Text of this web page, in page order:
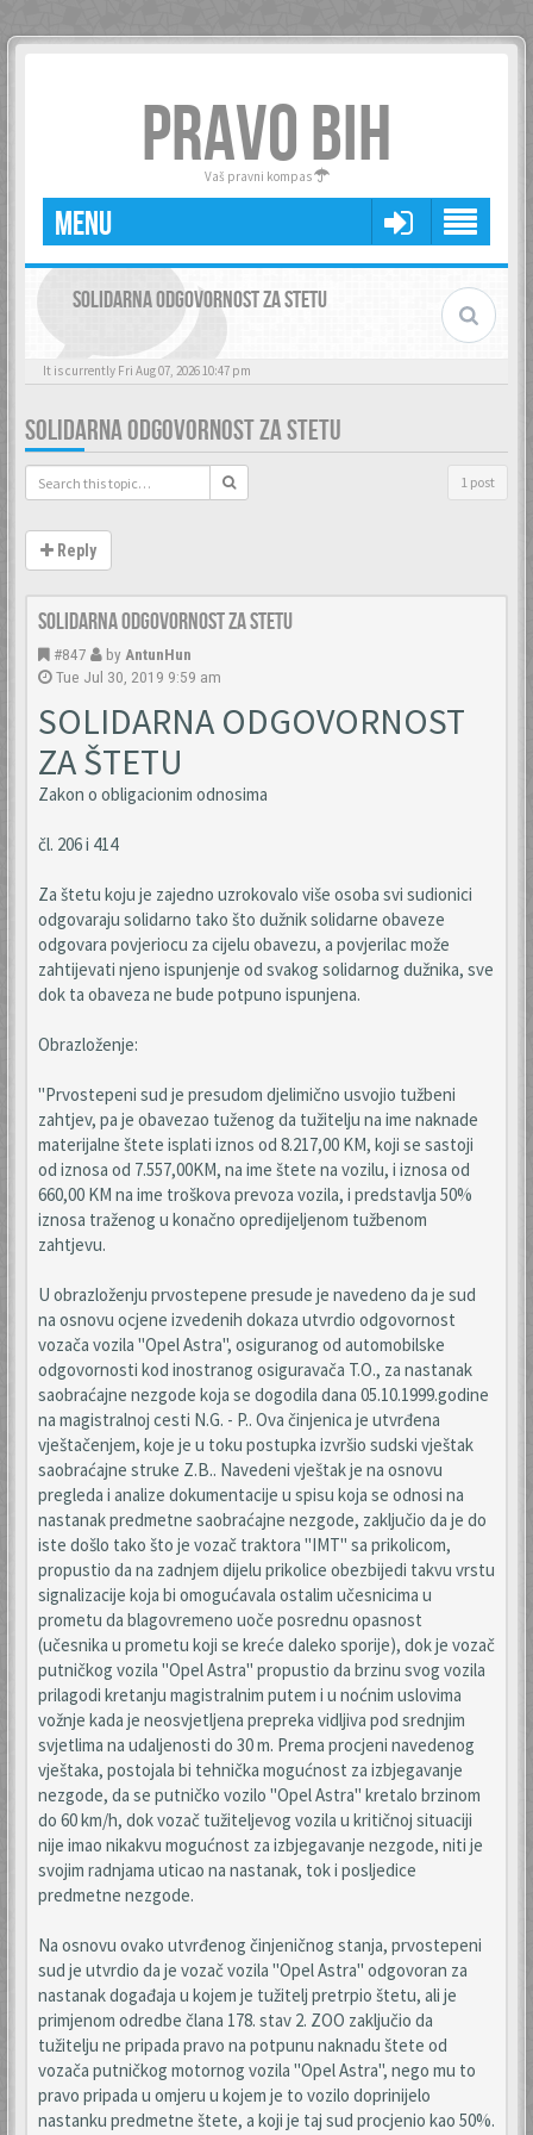
PRAVO BIH
Vaš pravni kompas
MENU
SOLIDARNA ODGOVORNOST ZA STETU
It is currently Fri Aug 07, 2026 10:47 pm
SOLIDARNA ODGOVORNOST ZA STETU
1 post
Reply
Solidarna odgovornost za stetu
#847 by AntunHun
Tue Jul 30, 2019 9:59 am
SOLIDARNA ODGOVORNOST
ZA ŠTETU
Zakon o obligacionim odnosima
čl. 206 i 414
Za štetu koju je zajedno uzrokovalo više osoba svi sudionici
odgovaraju solidarno tako što dužnik solidarne obaveze
odgovara povjeriocu za cijelu obavezu, a povjerilac može
zahtijevati njeno ispunjenje od svakog solidarnog dužnika, sve
dok ta obaveza ne bude potpuno ispunjena.
Obrazloženje:
"Prvostepeni sud je presudom djelimično usvojio tužbeni
zahtjev, pa je obavezao tuženog da tužitelju na ime naknade
materijalne štete isplati iznos od 8.217,00 KM, koji se sastoji
od iznosa od 7.557,00KM, na ime štete na vozilu, i iznosa od
660,00 KM na ime troškova prevoza vozila, i predstavlja 50%
iznosa traženog u konačno opredijeljenom tužbenom
zahtjevu.
U obrazloženju prvostepene presude je navedeno da je sud
na osnovu ocjene izvedenih dokaza utvrdio odgovornost
vozača vozila "Opel Astra", osiguranog od automobilske
odgovornosti kod inostranog osiguravača T.O., za nastanak
saobraćajne nezgode koja se dogodila dana 05.10.1999.godine
na magistralnoj cesti N.G. - P.. Ova činjenica je utvrđena
vještačenjem, koje je u toku postupka izvršio sudski vještak
saobraćajne struke Z.B.. Navedeni vještak je na osnovu
pregleda i analize dokumentacije u spisu koja se odnosi na
nastanak predmetne saobraćajne nezgode, zaključio da je do
iste došlo tako što je vozač traktora "IMT" sa prikolicom,
propustio da na zadnjem dijelu prikolice obezbijedi takvu vrstu
signalizacije koja bi omogućavala ostalim učesnicima u
prometu da blagovremeno uoče posrednu opasnost
(učesnika u prometu koji se kreće daleko sporije), dok je vozač
putničkog vozila "Opel Astra" propustio da brzinu svog vozila
prilagodi kretanju magistralnim putem i u noćnim uslovima
vožnje kada je neosvjetljena prepreka vidljiva pod srednjim
svjetlima na udaljenosti do 30 m. Prema procjeni navedenog
vještaka, postojala bi tehnička mogućnost za izbjegavanje
nezgode, da se putničko vozilo "Opel Astra" kretalo brzinom
do 60 km/h, dok vozač tužiteljevog vozila u kritičnoj situaciji
nije imao nikakvu mogućnost za izbjegavanje nezgode, niti je
svojim radnjama uticao na nastanak, tok i posljedice
predmetne nezgode.
Na osnovu ovako utvrđenog činjeničnog stanja, prvostepeni
sud je utvrdio da je vozač vozila "Opel Astra" odgovoran za
nastanak događaja u kojem je tužitelj pretrpio štetu, ali je
primjenom odredbe člana 178. stav 2. ZOO zaključio da
tužitelju ne pripada pravo na potpunu naknadu štete od
vozača putničkog motornog vozila "Opel Astra", nego mu to
pravo pripada u omjeru u kojem je to vozilo doprinijelo
nastanku predmetne štete, a koji je taj sud procjenio kao 50%.